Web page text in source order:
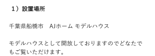
１）設置場所
千葉県船橋市　AJホーム モデルハウス
モデルハウスとして開放しておりますのでどなたで
もご覧いただけます。